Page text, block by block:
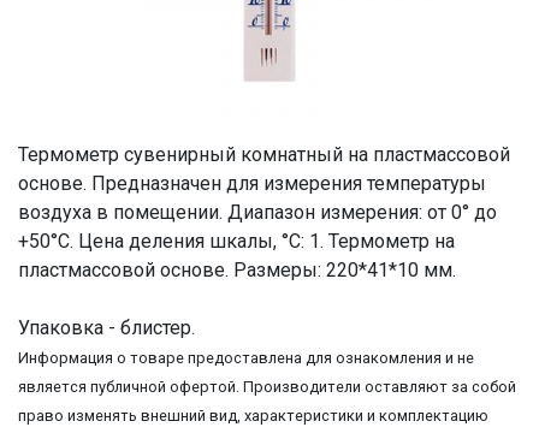
Термометр сувенирный комнатный на пластмассовой
основе. Предназначен для измерения температуры
воздуха в помещении. Диапазон измерения: от 0° до
+50°C. Цена деления шкалы, °С: 1. Термометр на
пластмассовой основе. Размеры: 220*41*10 мм.
Упаковка - блистер.
Информация о товаре предоставлена для ознакомления и не
является публичной офертой. Производители оставляют за собой
право изменять внешний вид, характеристики и комплектацию